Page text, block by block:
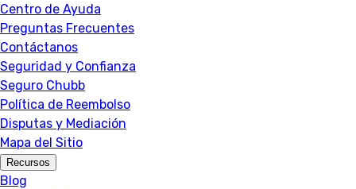
Centro de Ayuda
Preguntas Frecuentes
Contáctanos
Seguridad y Confianza
Seguro Chubb
Política de Reembolso
Disputas y Mediación
Mapa del Sitio
Recursos
Blog